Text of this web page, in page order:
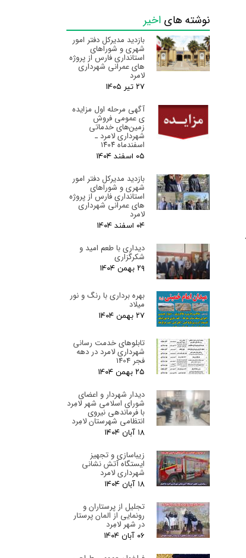
نوشته های اخیر
بازدید مدیرکل دفتر امور
شهری و شوراهای
استانداری فارس از پروژه
های عمرانی شهرداری
لامرد
۲۷ تیر ۰۵
آگهی مرحله اول مزایده
ی عمومی فروش
زمین‌های خدماتی
شهرداری لامرد ـ
اسفندماه ۱۴۰۴
۰۵ اسفند ۰۴
بازدید مدیرکل دفتر امور
شهری و شوراهای
استانداری فارس از پروژه
های عمرانی شهرداری
لامرد
۰۴ اسفند ۰۴
دیداری با طعم امید و
شکرگزاری
۲۹ بهمن ۰۴
بهره برداری با رنگ و نور
میلاد
۲۷ بهمن ۰۴
تابلوهای خدمت رسانی
شهرداری لامرد در دهه
فجر 1404
۲۵ بهمن ۰۴
دیدار شهردار و اعضای
شورای اسلامی شهر لامِرد
با فرماندهی نیروی
انتظامی شهرستان لامِرد
۱۸ آبان ۰۴
زیباسازی و تجهیز
ایستگاه آتش نشانی
شهرداری لامرد
۱۸ آبان ۰۴
تجلیل از پرستاران و
رونمایی از المان پرستار
در شهر لامِرد
۰۶ آبان ۰۴